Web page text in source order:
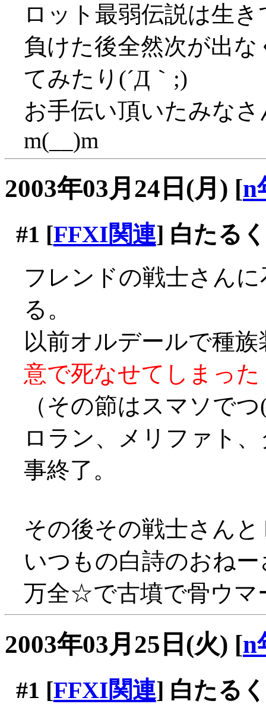
ロット最弱伝説は生
負けた後全然次が出
てみたり(´Д｀;)
お手伝い頂いたみな
m(__)m
2003年03月24日(月) [n
#1 [FFXI関連] 白たる
フレンドの戦士さん
る。
以前オルデールで種
意で死なせてしまった
（その節はスマソで
ロラン、メリファト
事終了。
その後その戦士さん
いつもの白詩のおね
万全☆で古墳で骨ウマ
2003年03月25日(火) [n
#1 [FFXI関連] 白たる